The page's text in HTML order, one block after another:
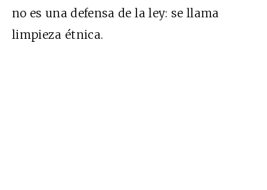
no es una defensa de la ley: se llama
limpieza étnica.